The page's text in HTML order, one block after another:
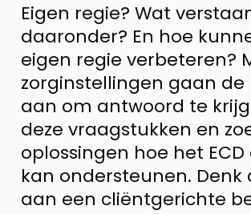
Eigen regie? Wat
daaronder? En hoe
eigen regie verbeteren?
zorginstellingen gaan
aan om antwoord te
deze vraagstukken en
oplossingen hoe het
kan ondersteunen. Denk
aan een cliëntgerichte